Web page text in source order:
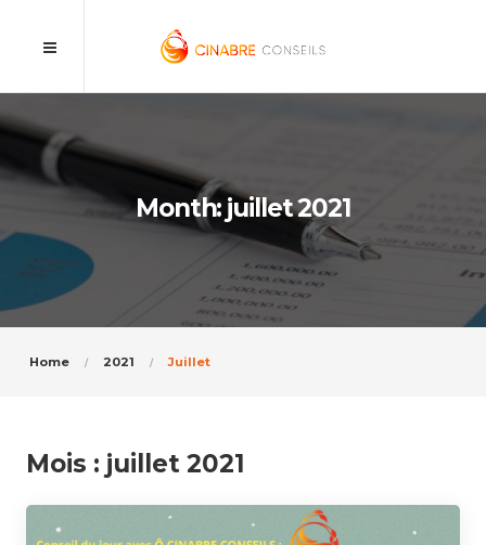
Month: juillet 2021
Home 2021 Juillet
Mois : juillet 2021